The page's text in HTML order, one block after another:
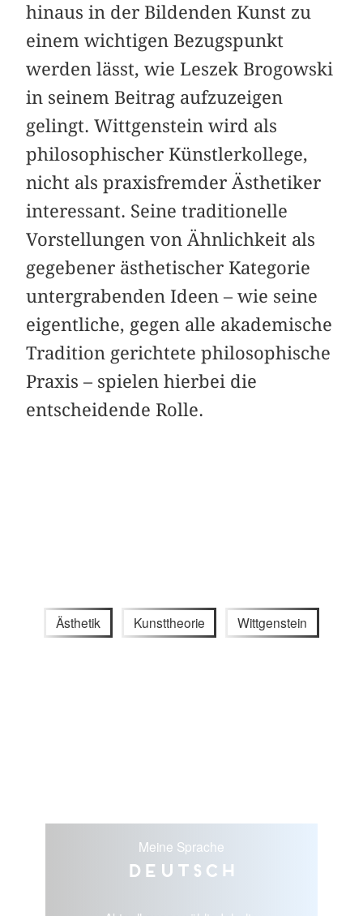
hinaus in der Bildenden Kunst zu
einem wichtigen Bezugspunkt
werden lässt, wie Leszek Brogowski
in seinem Beitrag aufzuzeigen
gelingt. Wittgenstein wird als
philosophischer Künstlerkollege,
nicht als praxisfremder Ästhetiker
interessant. Seine traditionelle
Vorstellungen von Ähnlichkeit als
gegebener ästhetischer Kategorie
untergrabenden Ideen – wie seine
eigentliche, gegen alle akademische
Tradition gerichtete philosophische
Praxis – spielen hierbei die
entscheidende Rolle.
Ästhetik Kunsttheorie Wittgenstein
Meine Sprache
Deutsch